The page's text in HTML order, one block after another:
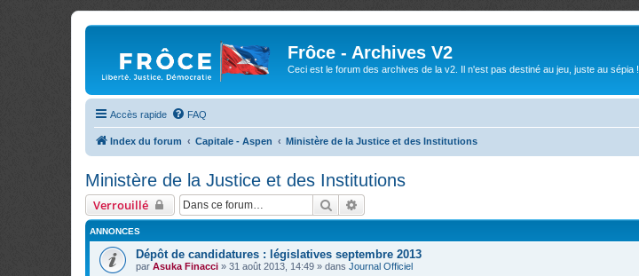
Frôce - Archives V2
Ceci est le forum des archives de la v2. Il n'est pas destiné au jeu, juste au sépia !
Accès rapide FAQ
Index du forum Capitale - Aspen Ministère de la Justice et des Institutions
Ministère de la Justice et des Institutions
Verrouillé Rechercher
ANNONCES
Dépôt de candidatures : législatives septembre 2013
par Asuka Finacci » 31 août 2013, 14:49 » dans Journal Officiel